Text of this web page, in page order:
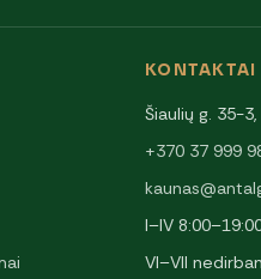
KONTAKTAI
Šiaulių g. 35-3,
+370 37 999
I–IV
VI–VII